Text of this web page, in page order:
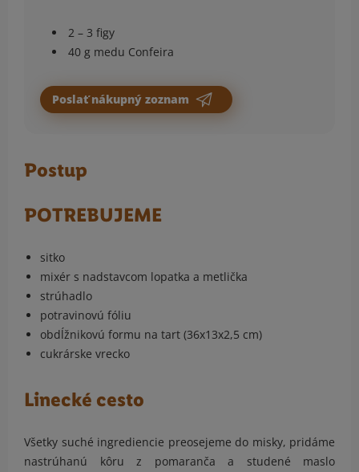
2 – 3 figy
40 g medu Confeira
Poslať nákupný zoznam
Postup
POTREBUJEME
sitko
mixér s nadstavcom lopatka a metlička
strúhadlo
potravinovú fóliu
obdĺžnikovú formu na tart (36x13x2,5 cm)
cukrárske vrecko
Linecké cesto
Všetky suché ingrediencie preosejeme do misky, pridáme
nastrúhanú kôru z pomaranča a studené maslo